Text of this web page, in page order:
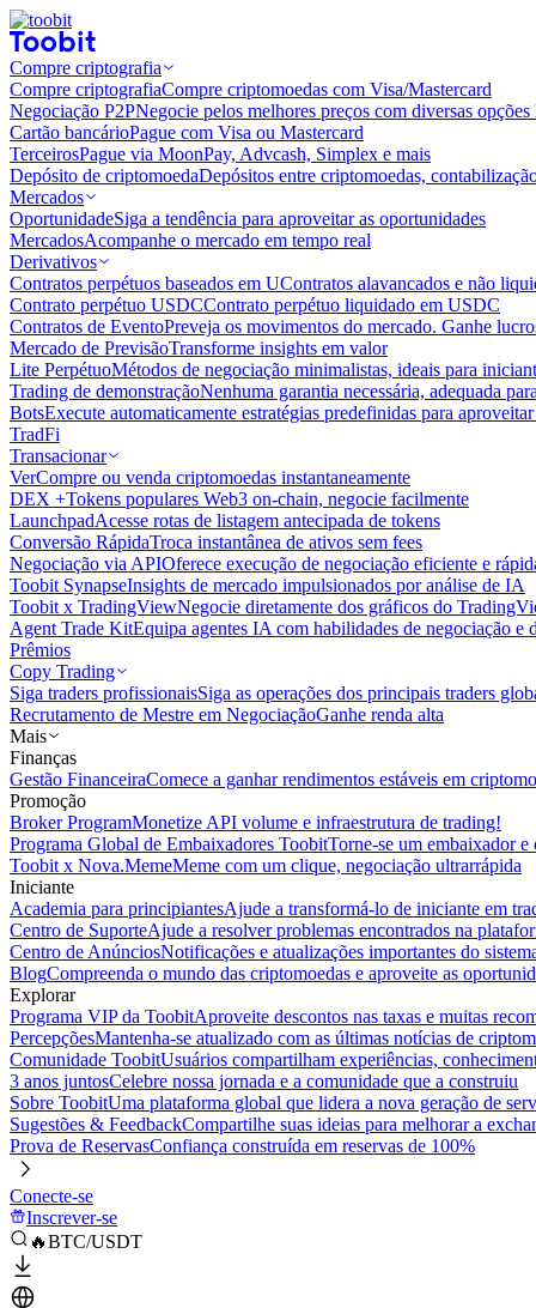
Compre criptografia
Compre criptografiaCompre criptomoedas com Visa/Mastercard
Negociação P2PNegocie pelos melhores preços com diversas
Cartão bancárioPague com Visa ou Mastercard
TerceirosPague via MoonPay, Advcash, Simplex e mais
Depósito de criptomoedaDepósitos entre criptomoedas,
Mercados
OportunidadeSiga a tendência para aproveitar as oportunidades
MercadosAcompanhe o mercado em tempo real
Derivativos
Contratos perpétuos baseados em UContratos alavancados e não
Contrato perpétuo USDCContrato perpétuo liquidado em USDC
Contratos de EventoPreveja os movimentos do mercado. Ganhe
Mercado de PrevisãoTransforme insights em valor
Lite PerpétuoMétodos de negociação minimalistas, ideais para
Trading de demonstraçãoNenhuma garantia necessária, adequada
BotsExecute automaticamente estratégias predefinidas para
TradFi
Transacionar
VerCompre ou venda criptomoedas instantaneamente
DEX +Tokens populares Web3 on-chain, negocie facilmente
LaunchpadAcesse rotas de listagem antecipada de tokens
Conversão RápidaTroca instantânea de ativos sem fees
Negociação via APIOferece execução de negociação eficiente e
Toobit SynapseInsights de mercado impulsionados por análise de IA
Toobit x TradingViewNegocie diretamente dos gráficos do
Agent Trade KitEquipa agentes IA com habilidades de negociação e
Prêmios
Copy Trading
Siga traders profissionaisSiga as operações dos principais traders
Recrutamento de Mestre em NegociaçãoGanhe renda alta
Mais
Finanças
Gestão FinanceiraComece a ganhar rendimentos estáveis em
Promoção
Broker ProgramMonetize API volume e infraestrutura de trading!
Programa Global de Embaixadores ToobitTorne-se um embaixador
Toobit x Nova.MemeMeme com um clique, negociação ultrarrápida
Iniciante
Academia para principiantesAjude a transformá-lo de iniciante em
Centro de SuporteAjude a resolver problemas encontrados na
Centro de AnúnciosNotificações e atualizações importantes do
BlogCompreenda o mundo das criptomoedas e aproveite as
Explorar
Programa VIP da ToobitAproveite descontos nas taxas e muitas
PercepçõesMantenha-se atualizado com as últimas notícias de
Comunidade ToobitUsuários compartilham experiências,
3 anos juntosCelebre nossa jornada e a comunidade que a construiu
Sobre ToobitUma plataforma global que lidera a nova geração de
Sugestões & FeedbackCompartilhe suas ideias para melhorar a
Prova de ReservasConfiança construída em reservas de 100%
Conecte-se
Inscrever-se
🔥BTC/USDT